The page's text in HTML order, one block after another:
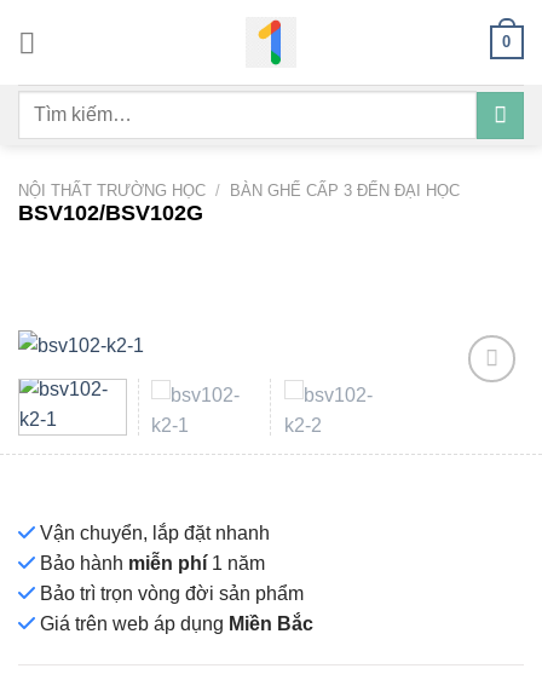
dung
0
Tìm
NỘI THẤT TRƯỜNG HỌC / BÀN GHẾ CẤP 3 ĐẾN ĐẠI HỌC
BSV102/BSV102G
Vận chuyển, lắp đặt nhanh
Bảo hành miễn phí 1 năm
Bảo trì trọn vòng đời sản phẩm
Giá trên web áp dụng Miền Bắc